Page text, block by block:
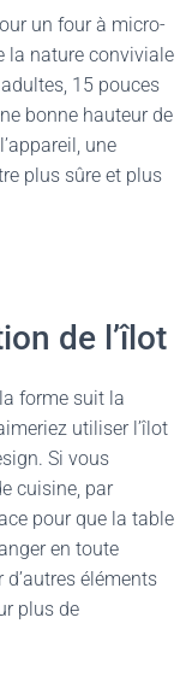
un four à micro-
la nature conviviale
15 pouces
bonne hauteur de
une
plus sûre et plus
de l’îlot
forme suit la
utiliser l’îlot
Si vous
cuisine, par
pour que la table
en toute
éléments
plus de